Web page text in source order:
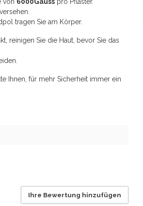
tragen Sie am Körper.
reinigen Sie die Haut, bevor Sie das
Ihnen, für mehr Sicherheit immer ein
Ihre Bewertung hinzufügen